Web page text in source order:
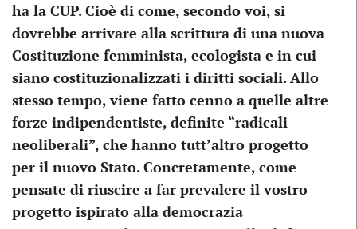
ha la CUP. Cioè di come, secondo voi, si
dovrebbe arrivare alla scrittura di una nuova
Costituzione femminista, ecologista e in cui
siano costituzionalizzati i diritti sociali. Allo
stesso tempo, viene fatto cenno a quelle altre
forze indipendentiste, definite “radicali
neoliberali”, che hanno tutt’altro progetto
per il nuovo Stato. Concretamente, come
pensate di riuscire a far prevalere il vostro
progetto ispirato alla democrazia